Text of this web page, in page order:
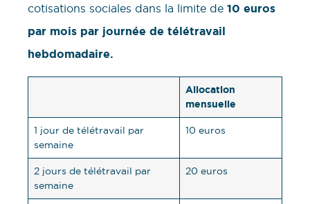
cotisations sociales dans la limite de 10 euros
par mois par journée de télétravail
hebdomadaire.
Allocation
mensuelle
1 jour de télétravail par
semaine
10 euros
2 jours de télétravail par
semaine
20 euros